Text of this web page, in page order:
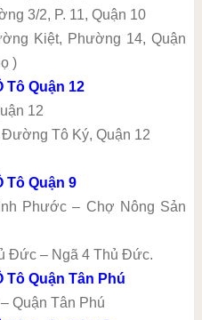
3/2, P. 11, Quận 10
Kiệt, Phường 14, Quận
)
Tô Quận 12
12
Tô Ký, Quận 12
Tô Quận 9
Phước – Chợ Nông Sản
Đức – Ngã 4 Thủ Đức.
Tô Quận Tân Phú
Quận Tân Phú